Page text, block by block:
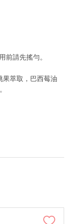
前請先搖勻。
果萃取，巴西莓油